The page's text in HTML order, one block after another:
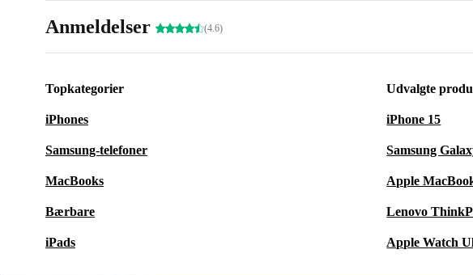
Anmeldelser (4.6)
Topkategorier
iPhones
Samsung-telefoner
MacBooks
Bærbare
iPads
Udvalgte
iPhone 15
Samsung
Apple
Lenovo
Apple Watch